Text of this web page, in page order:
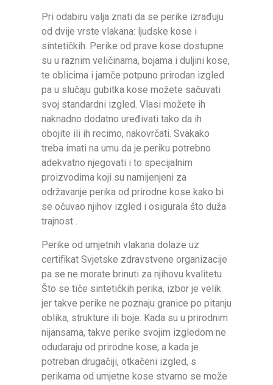
Pri odabiru valja znati da se perike izrađuju
od dvije vrste vlakana: ljudske kose i
sintetičkih. Perike od prave kose dostupne
su u raznim veličinama, bojama i duljini kose,
te oblicima i jamče potpuno prirodan izgled
pa u slučaju gubitka kose možete sačuvati
svoj standardni izgled. Vlasi možete ih
naknadno dodatno uređivati tako da ih
obojite ili ih recimo, nakovrčati. Svakako
treba imati na umu da je periku potrebno
adekvatno njegovati i to specijalnim
proizvodima koji su namijenjeni za
održavanje perika od prirodne kose kako bi
se očuvao njihov izgled i osigurala što duža
trajnost .
Perike od umjetnih vlakana dolaze uz
certifikat Svjetske zdravstvene organizacije
pa se ne morate brinuti za njihovu kvalitetu.
Što se tiče sintetičkih perika, izbor je velik
jer takve perike ne poznaju granice po pitanju
oblika, strukture ili boje. Kada su u prirodnim
nijansama, takve perike svojim izgledom ne
odudaraju od prirodne kose, a kada je
potreban drugačiji, otkačeni izgled, s
perikama od umjetne kose stvarno se može